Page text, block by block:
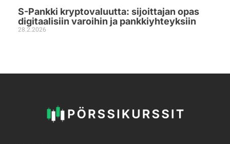
S-Pankki kryptovaluutta: sijoittajan opas
digitaalisiin varoihin ja pankkiyhteyksiin
28.2.2026